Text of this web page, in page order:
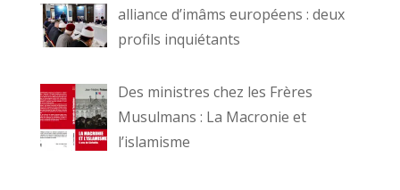
alliance d’imâms européens : deux
profils inquiétants
Des ministres chez les Frères
Musulmans : La Macronie et
l’islamisme